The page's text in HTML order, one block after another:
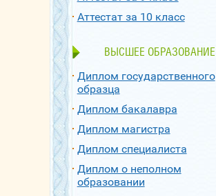
Аттестат за 10 класс
ВЫСШЕЕ ОБРАЗОВАНИЕ
Диплом государственного
образца
Диплом бакалавра
Диплом магистра
Диплом специалиста
Диплом о неполном
образовании